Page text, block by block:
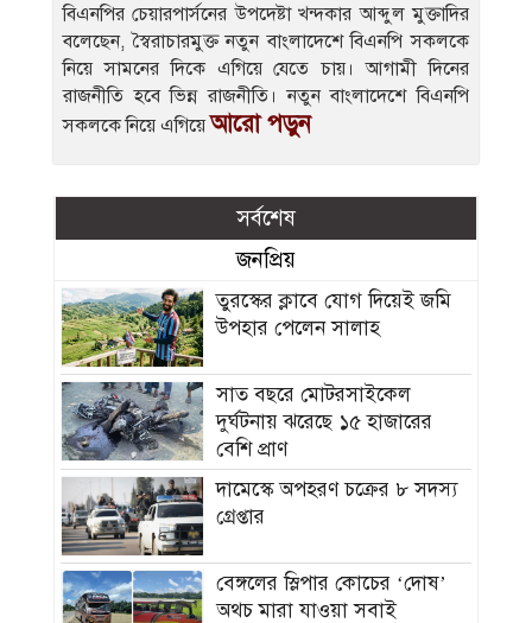
বিএনপির চেয়ারপার্সনের উপদেষ্টা খন্দকার আব্দুল মুক্তাদির
বলেছেন, স্বৈরাচারমুক্ত নতুন বাংলাদেশে বিএনপি সকলকে
নিয়ে সামনের দিকে এগিয়ে যেতে চায়। আগামী দিনের
রাজনীতি হবে ভিন্ন রাজনীতি। নতুন বাংলাদেশে বিএনপি
সকলকে নিয়ে এগিয়েআরো পড়ুন
সর্বশেষ
জনপ্রিয়
তুরস্কের ক্লাবে যোগ দিয়েই জমি
উপহার পেলেন সালাহ
সাত বছরে মোটরসাইকেল
দুর্ঘটনায় ঝরেছে ১৫ হাজারের
বেশি প্রাণ
দামেস্কে অপহরণ চক্রের ৮ সদস্য
গ্রেপ্তার
বেঙ্গলের স্লিপার কোচের ‘দোষ’
অথচ মারা যাওয়া সবাই